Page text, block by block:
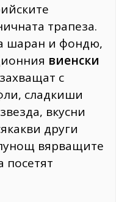
трапеза.
шаран и фондю,
виенски
с
сладкиши
вкусни
други
вярващите
посетят